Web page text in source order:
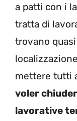
a patti con i
tratta di
trovano
mettere tutti
voler
lavorative